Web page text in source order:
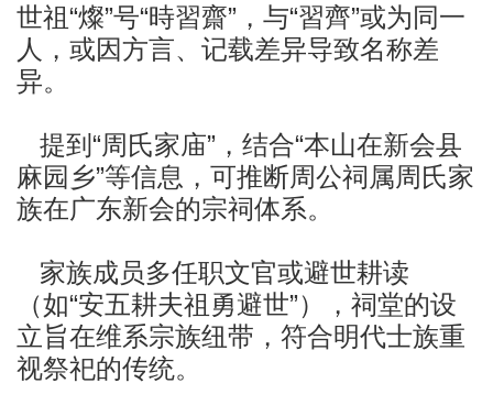
世祖“燦”号“時習齋”，与“習齊”或为同一
人，或因方言、记载差异导致名称差
异。
提到“周氏家庙”，结合“本山在新会县
麻园乡”等信息，可推断周公祠属周氏家
族在广东新会的宗祠体系。
家族成员多任职文官或避世耕读
（如“安五耕夫祖勇避世”），祠堂的设
立旨在维系宗族纽带，符合明代士族重
视祭祀的传统。